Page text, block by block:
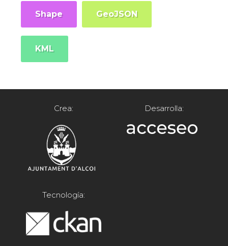
Shape GeoJSON
KML
Crea: Desarrolla:
Tecnología: